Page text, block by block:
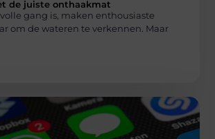
de juiste onthaakmat
gang is, maken enthousiaste
om de wateren te verkennen. Maar